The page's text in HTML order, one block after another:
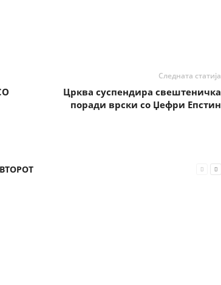
Следната статија
Црква суспендира свештеничка
поради врски со Џефри Епстин